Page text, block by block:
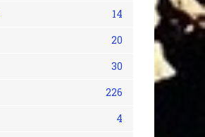
14
20
30
226
4